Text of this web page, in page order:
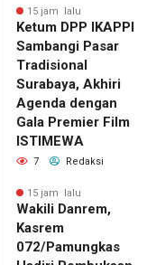
15 jam lalu
Ketum DPP IKAPPI
Sambangi Pasar
Tradisional
Surabaya, Akhiri
Agenda dengan
Gala Premier Film
ISTIMEWA
7 Redaksi
15 jam lalu
Wakili Danrem,
Kasrem
072/Pamungkas